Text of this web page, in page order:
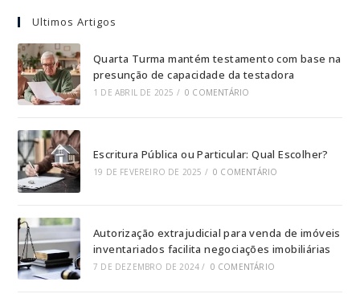
Ultimos Artigos
Quarta Turma mantém testamento com base na
presunção de capacidade da testadora
1 DE ABRIL DE 2025 / 0 COMENTÁRIO
Escritura Pública ou Particular: Qual Escolher?
19 DE FEVEREIRO DE 2025 / 0 COMENTÁRIO
Autorização extrajudicial para venda de imóveis
inventariados facilita negociações imobiliárias
7 DE DEZEMBRO DE 2024 / 0 COMENTÁRIO